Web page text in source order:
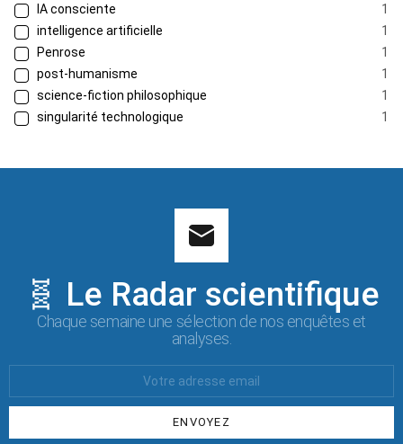
IA consciente
1
intelligence artificielle
1
Penrose
1
post-humanisme
1
science-fiction philosophique
1
singularité technologique
1
🧬 Le Radar scientifique
Chaque semaine une sélection de nos enquêtes et
analyses.
: